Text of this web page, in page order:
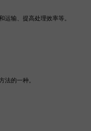
运输、提高处理效率等。
法的一种。